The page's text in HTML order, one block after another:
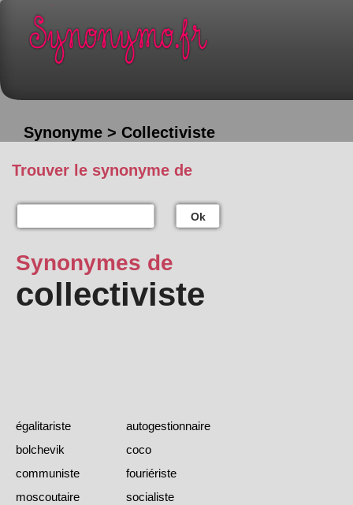
Synonyme > Collectiviste
Trouver le synonyme de
Ok
Synonymes de
collectiviste
égalitariste
autogestionnaire
bolchevik
coco
communiste
fouriériste
moscoutaire
socialiste